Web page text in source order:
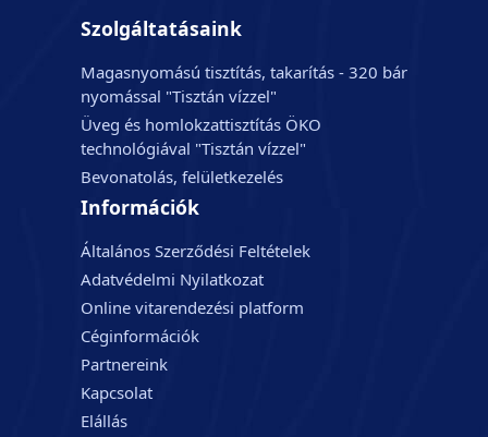
Szolgáltatásaink
Magasnyomású tisztítás, takarítás - 320 bár
nyomással "Tisztán vízzel"
Üveg és homlokzattisztítás ÖKO
technológiával "Tisztán vízzel"
Bevonatolás, felületkezelés
Információk
Általános Szerződési Feltételek
Adatvédelmi Nyilatkozat
Online vitarendezési platform
Céginformációk
Partnereink
Kapcsolat
Elállás